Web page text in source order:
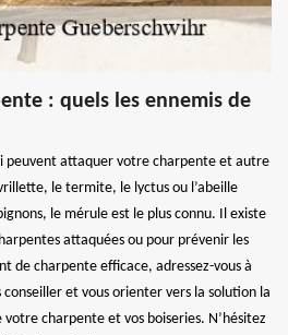
: quels les ennemis de
peuvent attaquer votre charpente et autre
le termite, le lyctus ou l’abeille
le mérule est le plus connu. Il existe
attaquées ou pour prévenir les
de charpente efficace, adressez-vous à
et vous orienter vers la solution la
charpente et vos boiseries. N’hésitez